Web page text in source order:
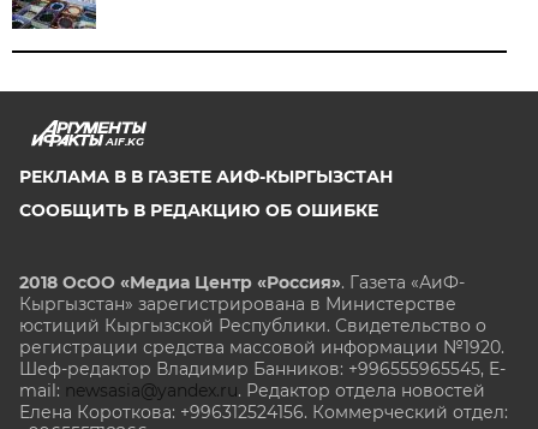
AIF.KG
РЕКЛАМА В В ГАЗЕТЕ АИФ-КЫРГЫЗСТАН
СООБЩИТЬ В РЕДАКЦИЮ ОБ ОШИБКЕ
2018 ОсОО «Медиа Центр «Россия». Газета «АиФ-
Кыргызстан» зарегистрирована в Министерстве
юстиций Кыргызской Республики. Свидетельство о
регистрации средства массовой информации №1920.
Шеф-редактор Владимир Банников: +996555965545, E-
mail: newsasia@yandex.ru. Редактор отдела новостей
Елена Короткова: +996312524156. Коммерческий отдел: